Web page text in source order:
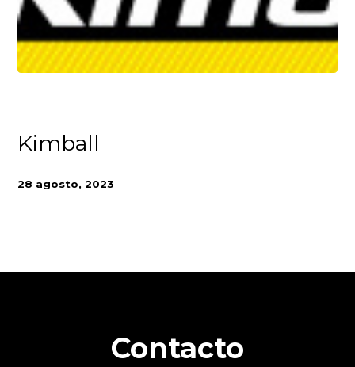
Kimball
28 agosto, 2023
Contacto